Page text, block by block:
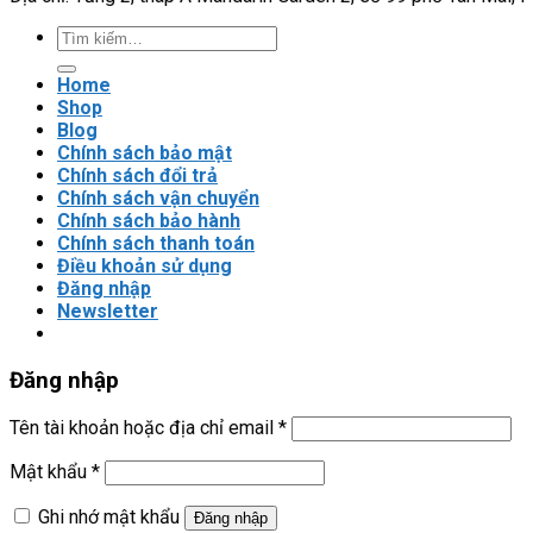
Tìm
Home
Shop
Blog
Chính sách bảo mật
Chính sách đổi trả
Chính sách vận chuyển
Chính sách bảo hành
Chính sách thanh toán
Điều khoản sử dụng
Đăng nhập
Newsletter
Đăng nhập
Tên tài khoản hoặc địa chỉ email *
Mật khẩu *
Ghi nhớ mật khẩu
Đăng nhập